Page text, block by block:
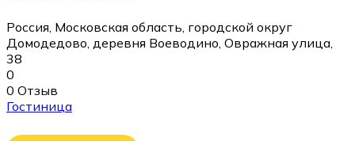
Россия, Московская область, городской округ
Домодедово, деревня Воеводино, Овражная улица,
38
0
0 Отзыв
Гостиница